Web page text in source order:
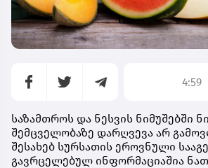
4:59
საზამთროს და ნესვის ნიმუშებში
შემცველობაზე დარღვევა არ
შესახებ სურსათის ეროვნული
გავრცელებულ ინფორმაციაშია